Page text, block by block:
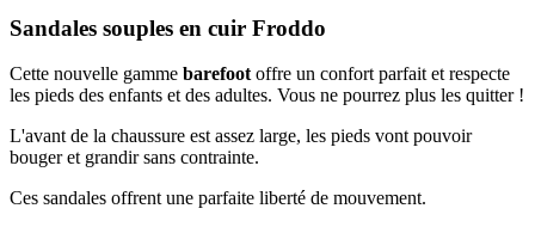
Sandales souples en cuir Froddo
Cette nouvelle gamme barefoot offre un confort parfait et respecte
les pieds des enfants et des adultes. Vous ne pourrez plus les quitter !
L'avant de la chaussure est assez large, les pieds vont pouvoir
bouger et grandir sans contrainte.
Ces sandales offrent une parfaite liberté de mouvement.